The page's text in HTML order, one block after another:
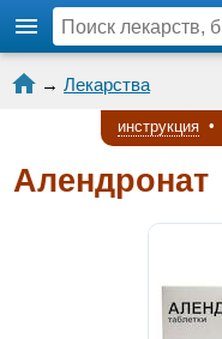
→ Лекарства
инструкция •
Алендронат